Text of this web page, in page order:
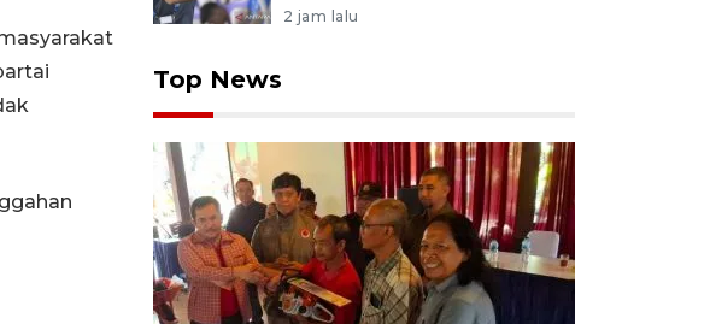
2 jam lalu
Top News